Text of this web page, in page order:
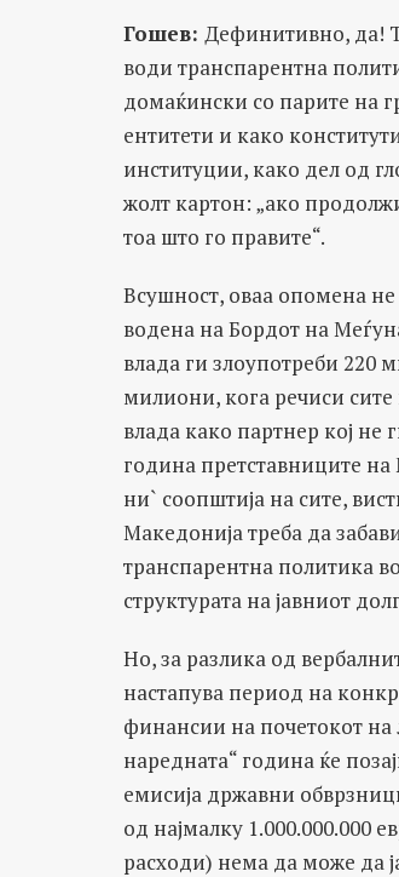
Гошев: Дефинитивно, да!
води транспарентна
домаќински со парите на
ентитети и како
институции, како дел од
жолт картон: „ако
тоа што го правите“.
Всушност, оваа опомена не
водена на Бордот на
влада ги злоупотреби 220
милиони, кога речиси
влада како партнер кој не
година претставниците
ни` соопштија на сите,
Македонија треба да
транспарентна политика
структурата на јавниот
Но, за разлика од
настапува период на
финансии на почетокот на
наредната“ година ќе
емисија државни
од најмалку 1.000.000.000
расходи) нема да може да